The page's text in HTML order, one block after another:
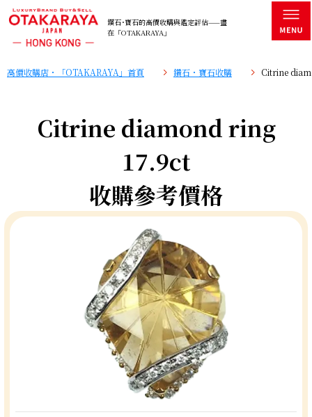
鑽石･寶石的高價收購與鑑定評估——盡
在「OTAKARAYA」
高價收購店・「OTAKARAYA」首頁 鑽石・寶石收購 Citrine
Citrine diamond ring
17.9ct
收購參考價格